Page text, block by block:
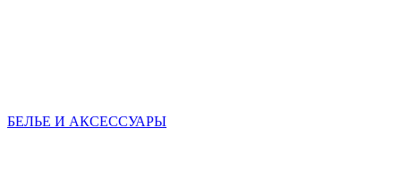
БЕЛЬЕ И АКСЕССУАРЫ